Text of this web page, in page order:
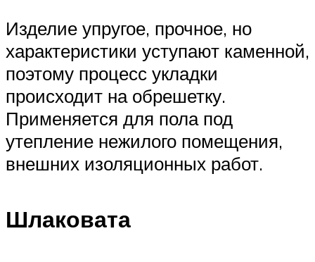
Изделие упругое, прочное, но
характеристики уступают каменной,
поэтому процесс укладки
происходит на обрешетку.
Применяется для пола под
утепление нежилого помещения,
внешних изоляционных работ.
Шлаковата